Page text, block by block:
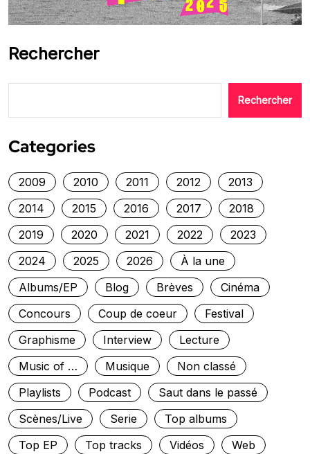
Rechercher
Rechercher
Categories
2009 2010 2011 2012
2013
2014
2015 2016 2017
2018
2019
2020 2021 2022
2023
2024
2025 2026
À la une
Albums/EP
Blog Brèves
Cinéma
Concours
Coup de coeur
Festival
Graphisme
Interview
Lecture
Music of …
Musique
Non classé
Playlists
Podcast
Saut dans le passé
Scènes/Live
Serie
Top albums
Top EP
Top tracks Vidéos Web